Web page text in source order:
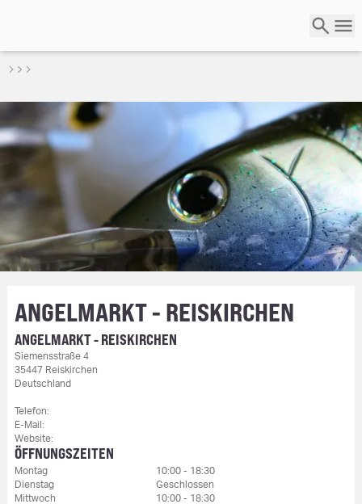
ANGELMARKT - REISKIRCHEN
ANGELMARKT - REISKIRCHEN
Siemensstraße 4
35447 Reiskirchen
Deutschland
Telefon:
E-Mail:
Website:
ÖFFNUNGSZEITEN
Montag
10:00 - 18:30
Dienstag
Geschlossen
Mittwoch
10:00 - 18:30